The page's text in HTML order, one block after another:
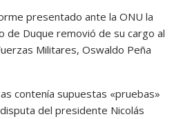
presentado ante la ONU la
de Duque removió de su cargo al
Militares, Oswaldo Peña
contenía supuestas «pruebas»
del presidente Nicolás